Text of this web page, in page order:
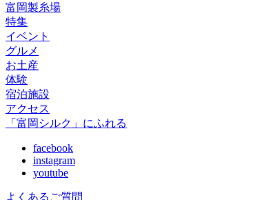
富岡製糸場
特集
イベント
グルメ
お土産
体験
宿泊施設
アクセス
「富岡シルク」にふれる
facebook
instagram
youtube
よくあるご質問